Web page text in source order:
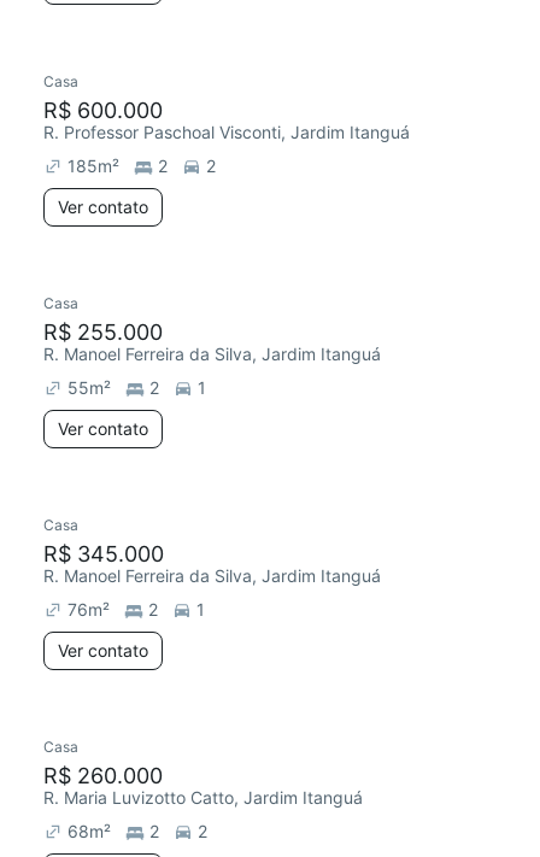
Casa
R$ 600.000
R. Professor Paschoal Visconti, Jardim Itanguá
185m² 2
2
Ver contato
Casa
R$ 255.000
R. Manoel Ferreira da Silva, Jardim Itanguá
55m² 2
1
Ver contato
Casa
R$ 345.000
R. Manoel Ferreira da Silva, Jardim Itanguá
76m² 2
1
Ver contato
Casa
R$ 260.000
R. Maria Luvizotto Catto, Jardim Itanguá
68m² 2
2